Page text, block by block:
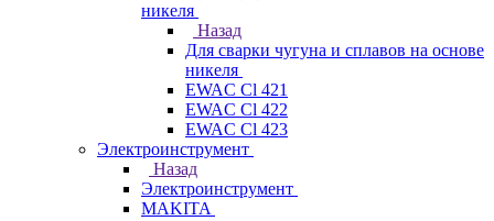
никеля
Назад
Для сварки чугуна и сплавов на основе
никеля
EWAC Cl 421
EWAC Cl 422
EWAC Cl 423
Электроинструмент
Назад
Электроинструмент
МAKITA